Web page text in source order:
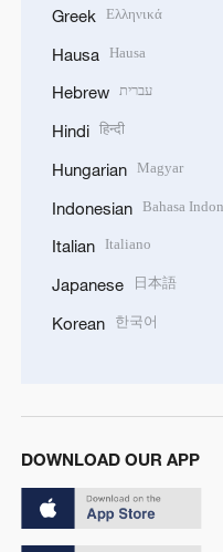
Greek Ελληνικά
Hausa Hausa
Hebrew עברית
Hindi हिन्दी
Hungarian Magyar
Indonesian Bahasa
Italian Italiano
Japanese 日本語
Korean 한국어
DOWNLOAD OUR APP